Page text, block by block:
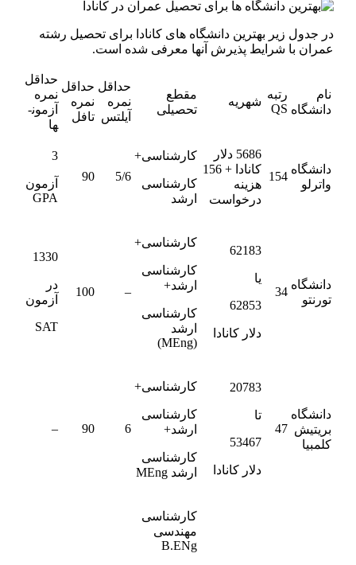
در جدول زیر بهترین دانشگاه­ های کانادا برای تحصیل رشته
عمران با شرایط پذیرش آن­ها معرفی شده است.
نام
دانشگاه
رتبه
QS
شهریه
مقطع
تحصیلی
حداقل
نمره
آیلتس
حداقل
نمره
تافل
حداقل
نمره
آزمون­
ها
دانشگاه
واترلو
154
5686 دلار
کانادا + 156
هزینه
درخواست
کارشناسی+
کارشناسی
ارشد
5/6
90
3
آزمون
GPA
دانشگاه
تورنتو
34
62183
یا
62853
دلار کانادا
کارشناسی+
کارشناسی
ارشد+
کارشناسی
ارشد
(MEng)
–
100
1330
در
آزمون
SAT
دانشگاه
بریتیش
کلمبیا
47
20783
تا
53467
دلار کانادا
کارشناسی+
کارشناسی
ارشد+
کارشناسی
ارشد MEng
6
90
–
کارشناسی
مهندسی
B.ENg